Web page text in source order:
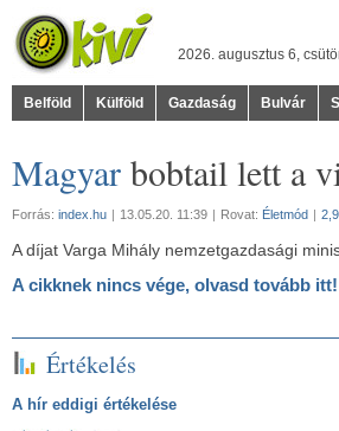
2026. augusztus 6,
Belföld Külföld Gazdaság Bulvár
Magyar bobtail lett a
Forrás: index.hu | 13.05.20. 11:39 | Rovat: Életmód |
A díjat Varga Mihály nemzetgazdasági
A cikknek nincs vége, olvasd tovább itt!
Értékelés
A hír eddigi értékelése